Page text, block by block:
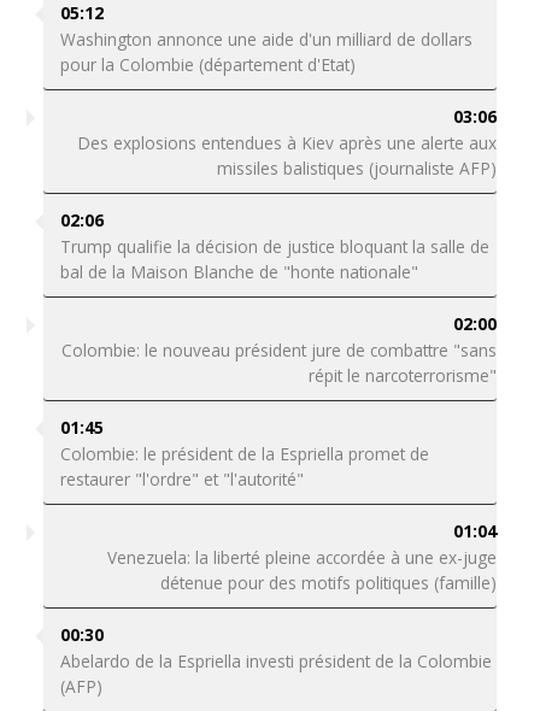
05:12
Washington annonce une aide d'un milliard de dollars
pour la Colombie (département d'Etat)
03:06
Des explosions entendues à Kiev après une alerte aux
missiles balistiques (journaliste AFP)
02:06
Trump qualifie la décision de justice bloquant la salle de
bal de la Maison Blanche de "honte nationale"
02:00
Colombie: le nouveau président jure de combattre "sans
répit le narcoterrorisme"
01:45
Colombie: le président de la Espriella promet de
restaurer "l'ordre" et "l'autorité"
01:04
Venezuela: la liberté pleine accordée à une ex-juge
détenue pour des motifs politiques (famille)
00:30
Abelardo de la Espriella investi président de la Colombie
(AFP)